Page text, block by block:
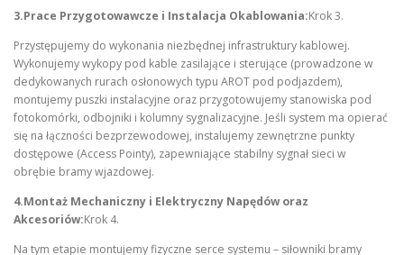
3.Prace Przygotowawcze i Instalacja Okablowania:Krok 3.
Przystępujemy do wykonania niezbędnej infrastruktury kablowej.
Wykonujemy wykopy pod kable zasilające i sterujące (prowadzone w
dedykowanych rurach osłonowych typu AROT pod podjazdem),
montujemy puszki instalacyjne oraz przygotowujemy stanowiska pod
fotokomórki, odbojniki i kolumny sygnalizacyjne. Jeśli system ma opierać
się na łączności bezprzewodowej, instalujemy zewnętrzne punkty
dostępowe (Access Pointy), zapewniające stabilny sygnał sieci w
obrębie bramy wjazdowej.
4.Montaż Mechaniczny i Elektryczny Napędów oraz
Akcesoriów:Krok 4.
Na tym etapie montujemy fizyczne serce systemu – siłowniki bramy